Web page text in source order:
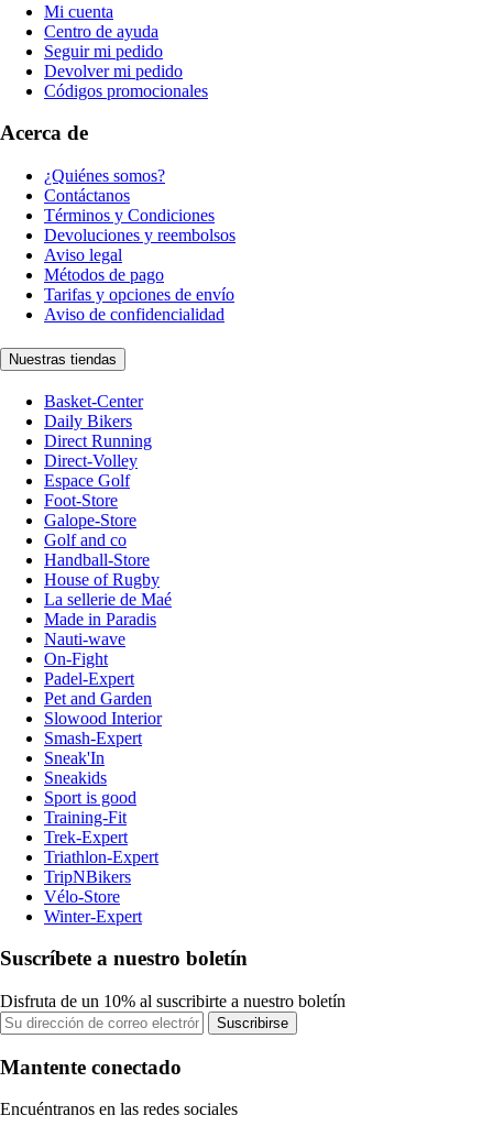
Mi cuenta
Centro de ayuda
Seguir mi pedido
Devolver mi pedido
Códigos promocionales
Acerca de
¿Quiénes somos?
Contáctanos
Términos y Condiciones
Devoluciones y reembolsos
Aviso legal
Métodos de pago
Tarifas y opciones de envío
Aviso de confidencialidad
Nuestras tiendas
Basket-Center
Daily Bikers
Direct Running
Direct-Volley
Espace Golf
Foot-Store
Galope-Store
Golf and co
Handball-Store
House of Rugby
La sellerie de Maé
Made in Paradis
Nauti-wave
On-Fight
Padel-Expert
Pet and Garden
Slowood Interior
Smash-Expert
Sneak'In
Sneakids
Sport is good
Training-Fit
Trek-Expert
Triathlon-Expert
TripNBikers
Vélo-Store
Winter-Expert
Suscríbete a nuestro boletín
Disfruta de un 10% al suscribirte a nuestro boletín
Suscribirse
Mantente conectado
Encuéntranos en las redes sociales